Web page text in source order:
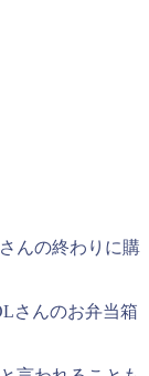
んの終わりに購
さんのお弁当箱